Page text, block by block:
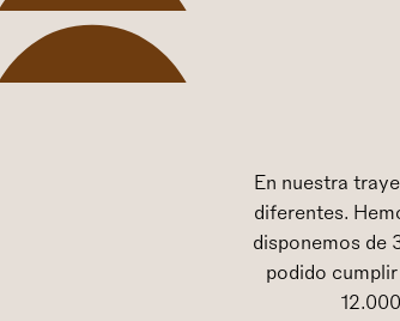
En nuestra
diferentes.
disponemos de
podido